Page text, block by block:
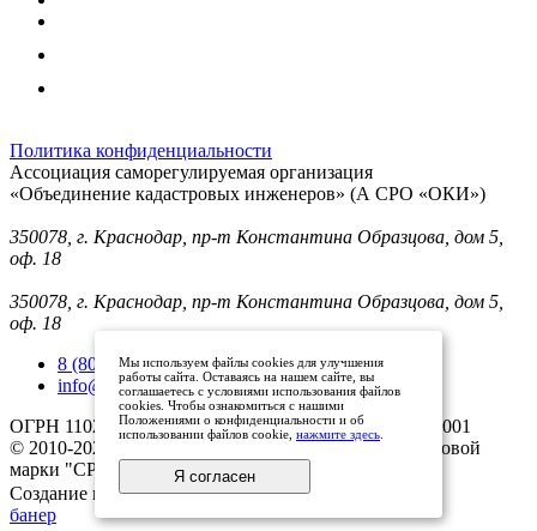
Политика конфиденциальности
Ассоциация саморегулируемая организация
«Объединение кадастровых инженеров» (А СРО «ОКИ»)
350078, г. Краснодар, пр-т Константина Образцова, дом 5,
оф. 18
350078, г. Краснодар, пр-т Константина Образцова, дом 5,
оф. 18
8 (800) 101 33 08
info@mysroki.ru
ОГРН 1102300003079 ИНН 2311126810/КПП 231101001
© 2010-2025 Все права защищены владельцами торговой
марки "СРО ОКИ"
Создание и продвижение сайта
банер
Мы используем файлы cookies для улучшения
работы сайта. Оставаясь на нашем сайте, вы
соглашаетесь с условиями использования файлов
cookies. Чтобы ознакомиться с нашими
Положениями о конфиденциальности и об
использовании файлов cookie, нажмите здесь
Я согласен